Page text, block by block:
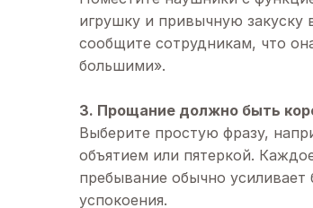
игрушку и привычную закуску
сообщите сотрудникам, что
большими».
3. Прощание должно быть
Выберите простую фразу,
объятием или пятеркой.
пребывание обычно
успокоения.